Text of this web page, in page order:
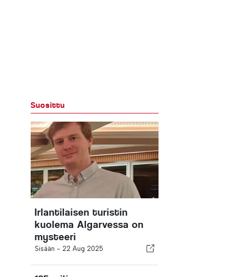
Suosittu
Irlantilaisen turistin
kuolema Algarvessa on
mysteeri
Sisään - 22 Aug 2025